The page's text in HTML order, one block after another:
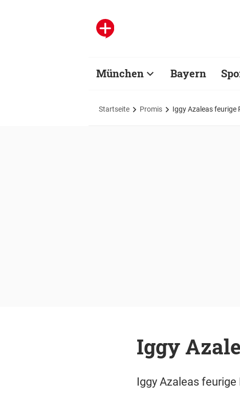
München Bayern
Startseite Promis Iggy Azaleas feurige
Iggy
Iggy Azaleas feurige